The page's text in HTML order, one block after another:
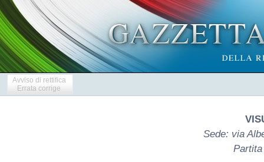
Avviso di rettifica
Errata corrige
Sede: via
Partita